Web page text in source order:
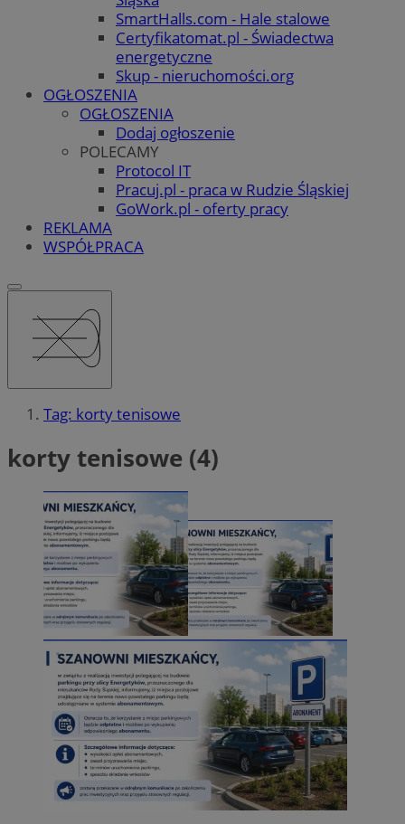
SmartHalls.com - Hale stalowe
Certyfikatomat.pl - Świadectwa
energetyczne
Skup - nieruchomości.org
OGŁOSZENIA
OGŁOSZENIA
Dodaj ogłoszenie
POLECAMY
Protocol IT
Pracuj.pl - praca w Rudzie Śląskiej
GoWork.pl - oferty pracy
REKLAMA
WSPÓŁPRACA
Tag: korty tenisowe
korty tenisowe (4)